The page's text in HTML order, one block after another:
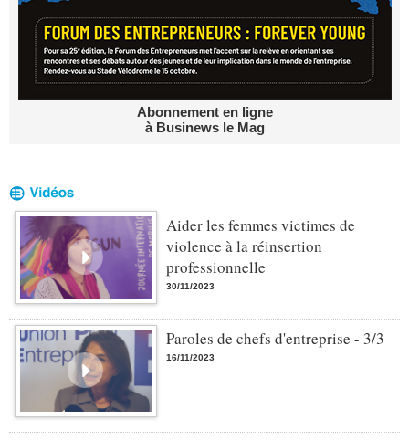
Abonnement en ligne
à Businews le Mag
Aider les femmes victimes de
violence à la réinsertion
professionnelle
30/11/2023
Paroles de chefs d'entreprise - 3/3
16/11/2023